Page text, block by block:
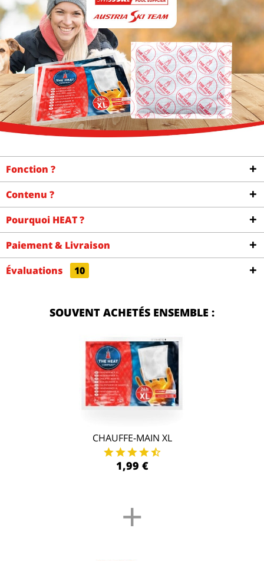
Fonction ?
Contenu ?
Pourquoi HEAT ?
Paiement & Livraison
Évaluations
10
SOUVENT ACHETÉS ENSEMBLE :
CHAUFFE-MAIN XL
1,99 €
+